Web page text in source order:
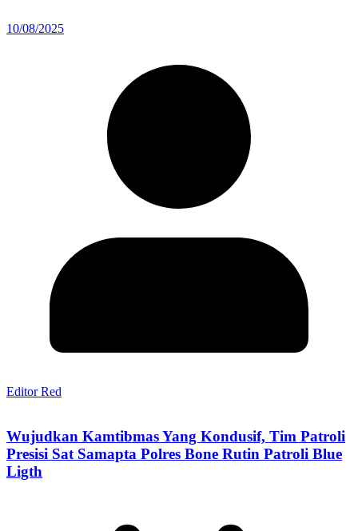
10/08/2025
Editor Red
Wujudkan Kamtibmas Yang Kondusif, Tim Patroli
Presisi Sat Samapta Polres Bone Rutin Patroli Blue
Ligth